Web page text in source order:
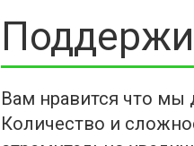
Вам нравится что мы
Количество и